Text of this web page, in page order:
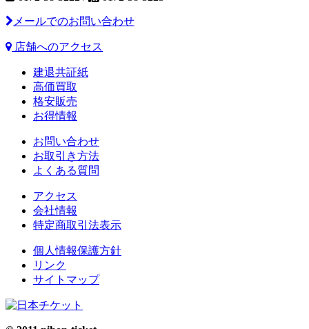
メールでのお問い合わせ
店舗へのアクセス
建退共証紙
高価買取
格安販売
お得情報
お問い合わせ
お取引き方法
よくある質問
アクセス
会社情報
特定商取引法表示
個人情報保護方針
リンク
サイトマップ